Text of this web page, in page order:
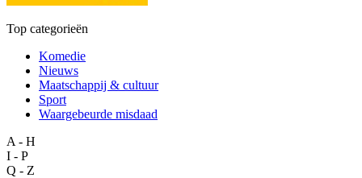
Top categorieën
Komedie
Nieuws
Maatschappij & cultuur
Sport
Waargebeurde misdaad
A - H
I - P
Q - Z